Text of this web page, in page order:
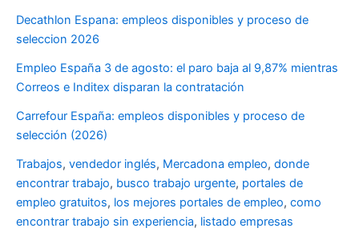
Decathlon Espana: empleos disponibles y proceso de
seleccion 2026
Empleo España 3 de agosto: el paro baja al 9,87% mientras
Correos e Inditex disparan la contratación
Carrefour España: empleos disponibles y proceso de
selección (2026)
Trabajos, vendedor inglés, Mercadona empleo, donde
encontrar trabajo, busco trabajo urgente, portales de
empleo gratuitos, los mejores portales de empleo, como
encontrar trabajo sin experiencia, listado empresas